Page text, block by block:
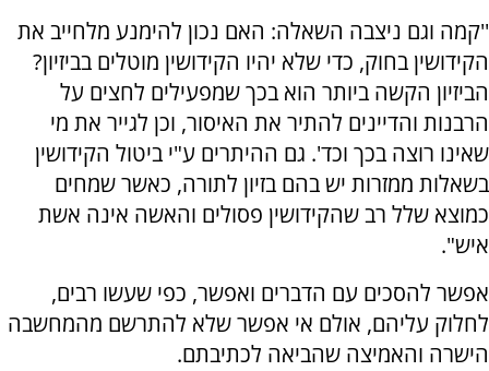
''קמה וגם ניצבה השאלה: האם נכון להימנע מלחייב את
הקידושין בחוק, כדי שלא יהיו הקידושין מוטלים בביזיון?
הביזיון הקשה ביותר הוא בכך שמפעילים לחצים על
הרבנות והדיינים להתיר את האיסור, וכן לגייר את מי
שאינו רוצה בכך וכד'. גם ההיתרים ע"י ביטול הקידושין
בשאלות ממזרות יש בהם בזיון לתורה, כאשר שמחים
כמוצא שלל רב שהקידושין פסולים והאשה אינה אשת
איש".
אפשר להסכים עם הדברים ואפשר, כפי שעשו רבים,
לחלוק עליהם, אולם אי אפשר שלא להתרשם מהמחשבה
הישרה והאמיצה שהביאה לכתיבתם.